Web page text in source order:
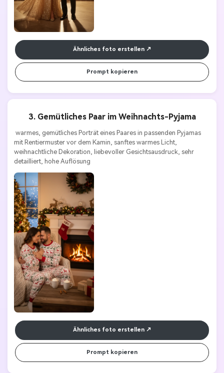
Ähnliches foto erstellen
Prompt kopieren
3. Gemütliches Paar im Weihnachts-Pyjama
warmes, gemütliches Porträt eines Paares in passenden Pyjamas
mit Rentiermuster vor dem Kamin, sanftes warmes Licht,
weihnachtliche Dekoration, liebevoller Gesichtsausdruck, sehr
Ähnliches foto erstellen
Prompt kopieren